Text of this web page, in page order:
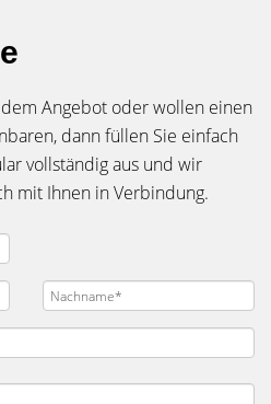
Angebot oder wollen einen
dann füllen Sie einfach
vollständig aus und wir
mit Ihnen in Verbindung.